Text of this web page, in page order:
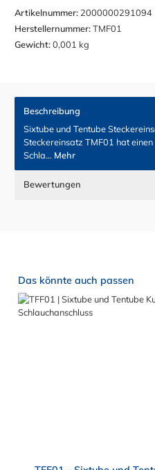
Artikelnummer: 2000000291094
Herstellernummer:TMF01
Gewicht:0,001 kg
Beschreibung
Sixtube und Tentube
Steckereinsatz TMF01 hat
Schla… Mehr
Bewertungen
Produktgalerie überspringen
Das könnte auch passen